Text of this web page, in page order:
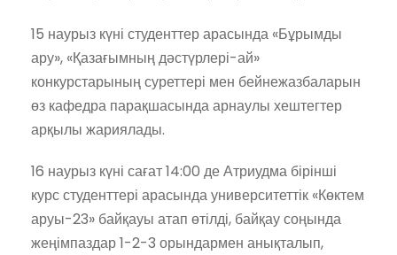
15 наурыз күні студенттер арасында «Бұрымды
ару», «Қазағымның дәстүрлері-ай»
конкурстарының суреттері мен бейнежазбаларын
өз кафедра парақшасында арнаулы хештегтер
арқылы жариялады.
16 наурыз күні сағат 14:00 де Атриудма бірінші
курс студенттері арасында университеттік «Көктем
аруы-23» байқауы атап өтілді, байқау соңында
жеңімпаздар 1-2-3 орындармен анықталып,